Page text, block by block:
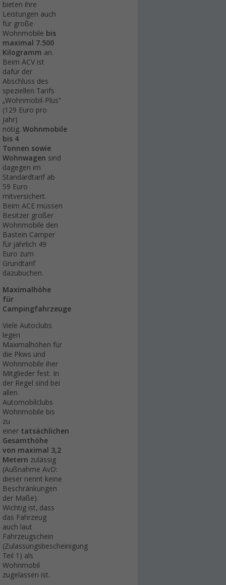
bieten ihre
Leistungen auch
für große
Wohnmobile bis
maximal 7.500
Kilogramm an.
Beim ACV ist
dafür der
Abschluss des
speziellen Tarifs
„Wohnmobil-Plus“
(129 Euro pro
Jahr)
nötig. Wohnmobile
bis 4
Tonnen sowie
Wohnwagen sind
dagegen im
Standardtarif ab
59 Euro
mitversichert.
Beim ACE müssen
Besitzer großer
Wohnmobile den
Bastein Camper
für jährlich 49
Euro zum
Grundtarif
dazubuchen.
Maximalhöhe
für
Campingfahrzeuge
Viele Autoclubs
legen
Maximalhöhen für
die Pkws und
Wohnmobile iher
Mitglieder fest. In
der Regel sind bei
allen
Automobilclubs
Wohnmobile bis
zu
einer tatsächlichen
Gesamthöhe
von maximal 3,2
Metern zulässig
(Außnahme AvD:
dieser nennt keine
Beschränkungen
der Maße).
Wichtig ist, dass
das Fahrzeug
auch laut
Fahrzeugschein
(Zulassungsbescheinigung
Teil 1) als
Wohnmobil
zugelassen ist.